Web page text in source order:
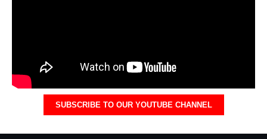
SUBSCRIBE TO OUR YOUTUBE CHANNEL